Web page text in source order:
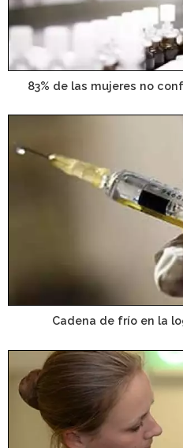
83% de las mujeres no
Cadena de frío en la